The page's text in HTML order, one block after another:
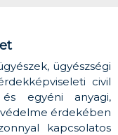
ügyészségi
civil
egyéni anyagi,
védelme érdekében
kapcsolatos